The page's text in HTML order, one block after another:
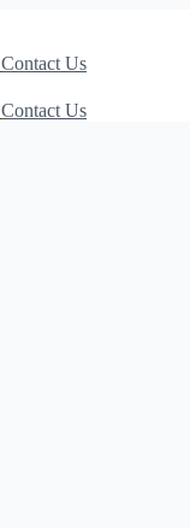
Contact Us
Contact Us